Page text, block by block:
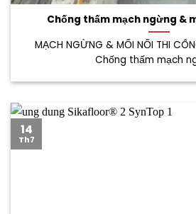
Chống thấm mạch ngừng &
MẠCH NGỪNG & MỐI NỐI THI
Chống thấm mạch
14
Th7